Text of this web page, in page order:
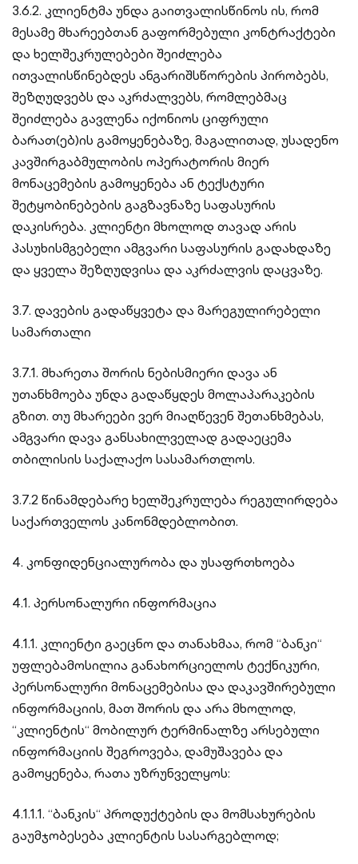
3.6.2. კლიენტმა უნდა გაითვალისწინოს ის, რომ
მესამე მხარეებთან გაფორმებული კონტრაქტები
და ხელშეკრულებები შეიძლება
ითვალისწინებდეს ანგარიშსწორების პირობებს,
შეზღუდვებს და აკრძალვებს, რომლებმაც
შეიძლება გავლენა იქონიოს ციფრული
ბარათ(ებ)ის გამოყენებაზე, მაგალითად, უსადენო
კავშირგაბმულობის ოპერატორის მიერ
მონაცემების გამოყენება ან ტექსტური
შეტყობინებების გაგზავნაზე საფასურის
დაკისრება. კლიენტი მხოლოდ თავად არის
პასუხისმგებელი ამგვარი საფასურის გადახდაზე
და ყველა შეზღუდვისა და აკრძალვის დაცვაზე.
3.7. დავების გადაწყვეტა და მარეგულირებელი
სამართალი
3.7.1. მხარეთა შორის ნებისმიერი დავა ან
უთანხმოება უნდა გადაწყდეს მოლაპარაკების
გზით. თუ მხარეები ვერ მიაღწევენ შეთანხმებას,
ამგვარი დავა განსახილველად გადაეცემა
თბილისის საქალაქო სასამართლოს.
3.7.2 წინამდებარე ხელშეკრულება რეგულირდება
საქართველოს კანონმდებლობით.
4. კონფიდენციალურობა და უსაფრთხოება
4.1. პერსონალური ინფორმაცია
4.1.1. კლიენტი გაეცნო და თანახმაა, რომ “ბანკი“
უფლებამოსილია განახორციელოს ტექნიკური,
პერსონალური მონაცემებისა და დაკავშირებული
ინფორმაციის, მათ შორის და არა მხოლოდ,
“კლიენტის“ მობილურ ტერმინალზე არსებული
ინფორმაციის შეგროვება, დამუშავება და
გამოყენება, რათა უზრუნველყოს:
4.1.1.1. “ბანკის“ პროდუქტების და მომსახურების
გაუმჯობესება კლიენტის სასარგებლოდ;